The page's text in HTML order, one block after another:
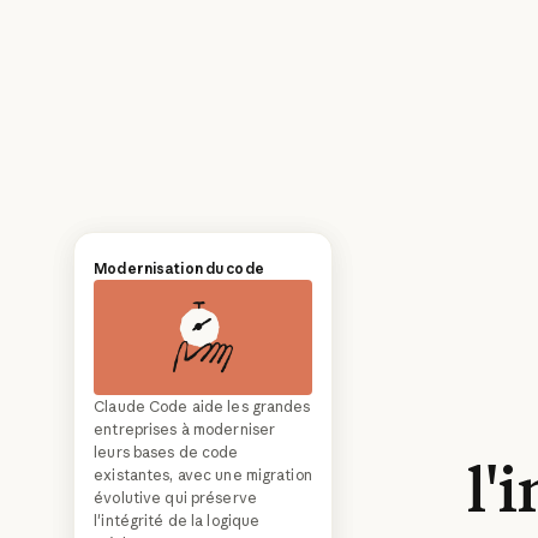
Rapport sur les tendances
Comment l'IA change-t-elle la
manière dont les logiciels sont
développés, et à quoi les
responsables d'ingénierie
doivent-ils s'attendre en
Modernisation du code
Claude Code aide les grandes
entreprises à moderniser
leurs bases de code
existantes, avec une migration
évolutive qui préserve
l'intégrité de la logique